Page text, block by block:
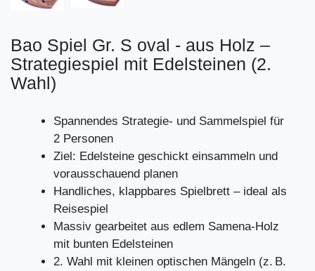
Bao Spiel Gr. S oval - aus Holz –
Strategiespiel mit Edelsteinen (2.
Wahl)
Spannendes Strategie- und Sammelspiel für
2 Personen
Ziel: Edelsteine geschickt einsammeln und
vorausschauend planen
Handliches, klappbares Spielbrett – ideal als
Reisespiel
Massiv gearbeitet aus edlem Samena-Holz
mit bunten Edelsteinen
2. Wahl mit kleinen optischen Mängeln (z. B.